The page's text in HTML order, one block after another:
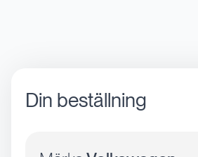
Din beställning